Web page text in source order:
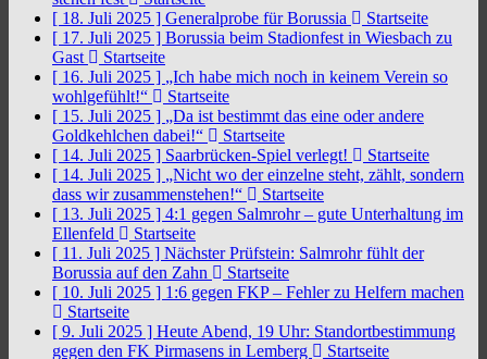
[ 18. Juli 2025 ] Generalprobe für Borussia
Startseite
[ 17. Juli 2025 ] Borussia beim Stadionfest in Wiesbach zu
Gast
Startseite
[ 16. Juli 2025 ] „Ich habe mich noch in keinem Verein so
wohlgefühlt!“
Startseite
[ 15. Juli 2025 ] „Da ist bestimmt das eine oder andere
Goldkehlchen dabei!“
Startseite
[ 14. Juli 2025 ] Saarbrücken-Spiel verlegt!
Startseite
[ 14. Juli 2025 ] „Nicht wo der einzelne steht, zählt, sondern
dass wir zusammenstehen!“
Startseite
[ 13. Juli 2025 ] 4:1 gegen Salmrohr – gute Unterhaltung im
Ellenfeld
Startseite
[ 11. Juli 2025 ] Nächster Prüfstein: Salmrohr fühlt der
Borussia auf den Zahn
Startseite
[ 10. Juli 2025 ] 1:6 gegen FKP – Fehler zu Helfern machen
Startseite
[ 9. Juli 2025 ] Heute Abend, 19 Uhr: Standortbestimmung
gegen den FK Pirmasens in Lemberg
Startseite